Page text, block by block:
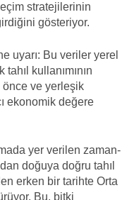
stratejilerinin
gösteriyor.
uyarı: Bu veriler yerel
tahıl kullanımının
ve yerleşik
ekonomik değere
yer verilen zaman-
doğuya doğru tahıl
erken bir tarihte Orta
Bu, bitki